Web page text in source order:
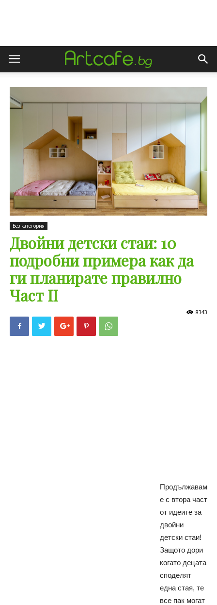
Без категория
Двойни детски стаи: 10
подробни примера как да
ги планирате правилно
Част II
8343
Продължавам
е с втора част
от идеите за
двойни
детски стаи!
Защото дори
когато децата
споделят
една стая, те
все пак могат